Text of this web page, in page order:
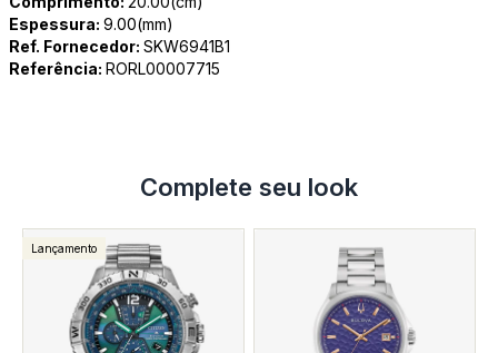
Espessura: 9.00(mm)
Ref. Fornecedor: SKW6941B1
Referência: RORL00007715
Complete seu look
Lançamento